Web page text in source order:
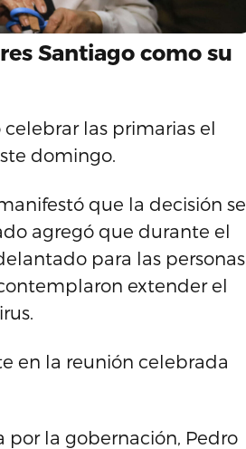
Santiago como su
las primarias el
domingo.
que la decisión se
agregó que durante el
para las personas
extender el
en la reunión celebrada
la gobernación, Pedro